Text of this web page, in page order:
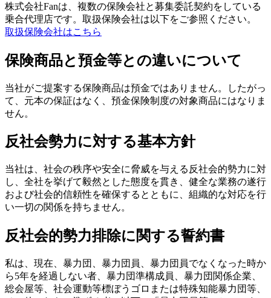
株式会社Fanは、複数の保険会社と募集委託契約をしている
乗合代理店です。取扱保険会社は以下をご参照ください。
取扱保険会社はこちら
保険商品と預金等との違いについて
当社がご提案する保険商品は預金ではありません。したがっ
て、元本の保証はなく、預金保険制度の対象商品にはなりま
せん。
反社会勢力に対する基本方針
当社は、社会の秩序や安全に脅威を与える反社会的勢力に対
し、全社を挙げて毅然とした態度を貫き、健全な業務の遂行
および社会的信頼性を確保するとともに、組織的な対応を行
い一切の関係を持ちません。
反社会的勢力排除に関する誓約書
私は、現在、暴力団、暴力団員、暴力団員でなくなった時か
ら5年を経過しない者、暴力団準構成員、暴力団関係企業、
総会屋等、社会運動等標ぼうゴロまたは特殊知能暴力団等、